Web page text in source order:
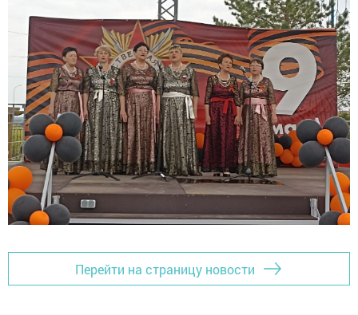
Перейти на страницу новости